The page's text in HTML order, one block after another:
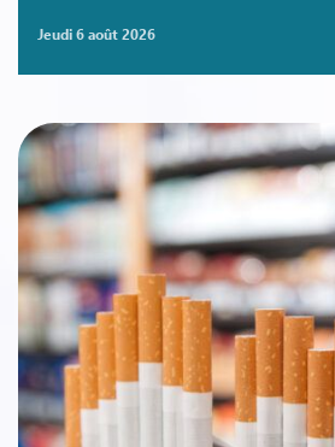
jeudi 6 août 2026